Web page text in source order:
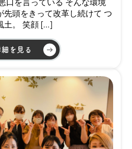
口を言っている そんな環境
先頭をきって改革し続けて つ
土。 笑顔 […]
細を見る